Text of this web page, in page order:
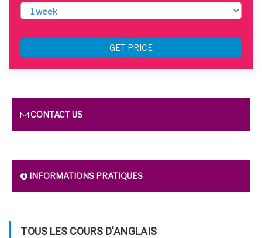
GET PRICE
CONTACT US
INFORMATIONS PRATIQUES
TOUS LES COURS D'ANGLAIS